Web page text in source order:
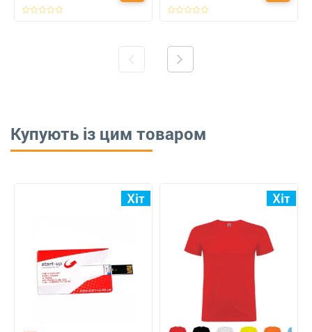
Купують із цим товаром